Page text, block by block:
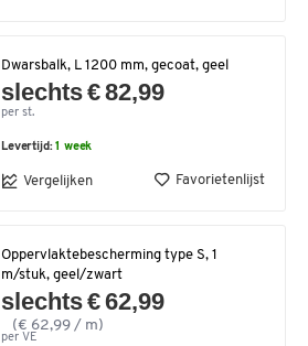
Dwarsbalk, L 1200 mm, gecoat, geel
slechts € 82,99
per st.
Levertijd:1 week
Vergelijken Favorietenlijst
Oppervlaktebescherming type S, 1
m/stuk, geel/zwart
slechts € 62,99
(€ 62,99 / m)
per VE